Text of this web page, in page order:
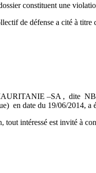
constituent une
de défense a cité à
–SA , dite NBM-
en date du 19/06/2014, a